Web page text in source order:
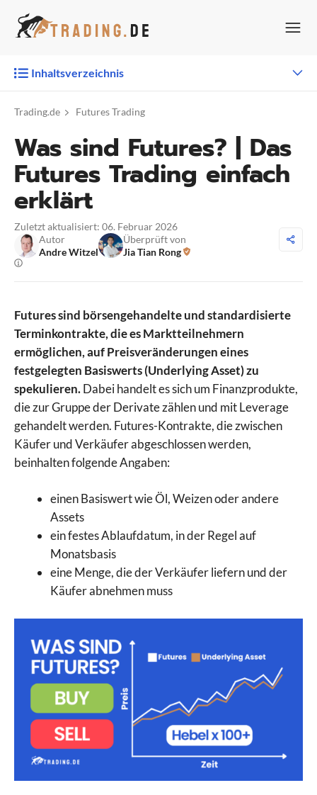
Inhalt
Inhaltsverzeichnis
Trading.de Futures Trading
Was sind Futures? | Das
Futures Trading einfach
erklärt
Zuletzt aktualisiert: 06. Februar 2026
Autor
Andre Witzel
Überprüft von
Jia Tian Rong
Futures sind börsengehandelte und standardisierte
Terminkontrakte, die es Marktteilnehmern
ermöglichen, auf Preisveränderungen eines
festgelegten Basiswerts (Underlying Asset) zu
spekulieren.Dabei handelt es sich um Finanzprodukte,
die zur Gruppe der Derivate zählen und mit Leverage
gehandelt werden. Futures-Kontrakte, die zwischen
Käufer und Verkäufer abgeschlossen werden,
beinhalten folgende Angaben:
einen Basiswert wie Öl, Weizen oder andere
Assets
ein festes Ablaufdatum, in der Regel auf
Monatsbasis
eine Menge, die der Verkäufer liefern und der
Käufer abnehmen muss